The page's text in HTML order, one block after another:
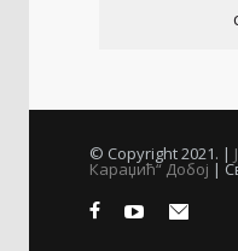
© Copyright 2021. |
Караџић“ Добој |